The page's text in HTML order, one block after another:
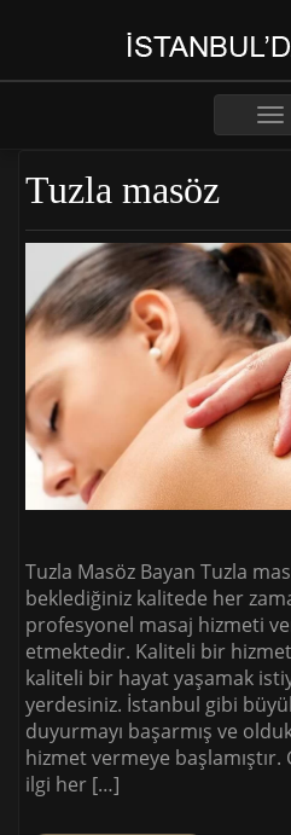
Tuzla masöz
Tuzla Masöz Bayan Tuzla
beklediğiniz kalitede her
profesyonel masaj hizmeti
etmektedir. Kaliteli bir hizmet
kaliteli bir hayat yaşamak
yerdesiniz. İstanbul gibi
duyurmayı başarmış ve
hizmet vermeye
ilgi her […]